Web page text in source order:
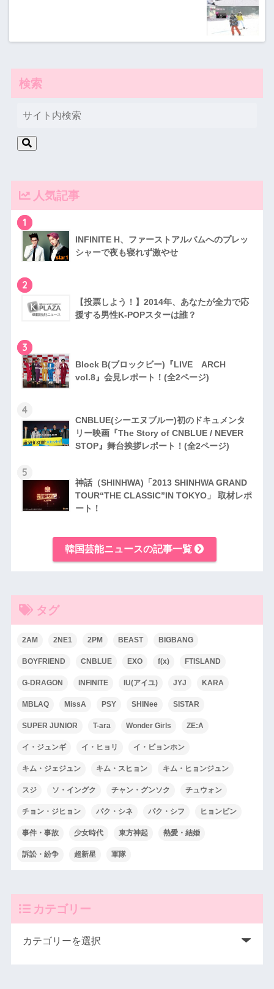
検索
人気記事
1
INFINITE H、ファーストアルバムへのプレッ
シャーで夜も寝れず激やせ
2
【投票しよう！】2014年、あなたが全力で応
援する男性K-POPスターは誰？
3
Block B(ブロックビー)『LIVE ARCH
vol.8』会見レポート！(全2ページ)
4
CNBLUE(シーエヌブルー)初のドキュメンタ
リー映画『The Story of CNBLUE / NEVER
STOP』舞台挨拶レポート！(全2ページ)
5
神話（SHINHWA)「2013 SHINHWA GRAND
TOUR“THE CLASSIC”IN TOKYO」 取材レポ
ート！
韓国芸能ニュースの記事一覧
タグ
2AM 2NE1 2PM BEAST BIGBANG
BOYFRIEND CNBLUE EXO f(x) FTISLAND
G-DRAGON INFINITE IU(アイユ) JYJ KARA
MBLAQ MissA PSY SHINee SISTAR
SUPER JUNIOR T-ara Wonder Girls ZE:A
イ・ジュンギ イ・ヒョリ イ・ビョンホン
キム・ジェジュン キム・スヒョン キム・ヒョンジュン
スジ ソ・イングク チャン・グンソク チュウォン
チョン・ジヒョン パク・シネ パク・シフ ヒョンビン
事件・事故 少女時代 東方神起 熱愛・結婚
訴訟・紛争 超新星 軍隊
カテゴリー